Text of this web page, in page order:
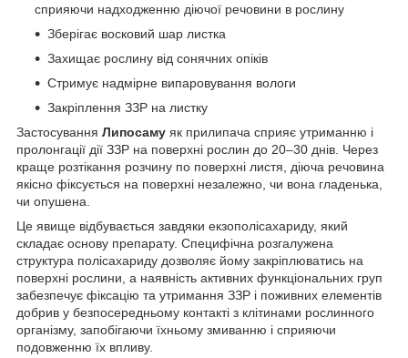
сприяючи надходженню діючої речовини в рослину
Зберігає восковий шар листка
Захищає рослину від сонячних опіків
Стримує надмірне випаровування вологи
Закріплення ЗЗР на листку
Застосування Липосаму як прилипача сприяє утриманню і
пролонгації дії ЗЗР на поверхні рослин до 20–30 днів. Через
краще розтікання розчину по поверхні листя, діюча речовина
якісно фіксується на поверхні незалежно, чи вона гладенька,
чи опушена.
Це явище відбувається завдяки екзополісахариду, який
складає основу препарату. Специфічна розгалужена
структура полісахариду дозволяє йому закріплюватись на
поверхні рослини, а наявність активних функціональних груп
забезпечує фіксацію та утримання ЗЗР і поживних елементів
добрив у безпосередньому контакті з клітинами рослинного
організму, запобігаючи їхньому змиванню і сприяючи
подовженню їх впливу.